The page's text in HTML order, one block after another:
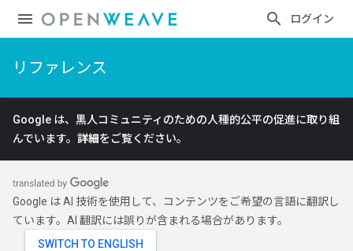
ログイン
リファレンス
Google は、黒人コミュニティのための人種的公平の促進に取り組
んでいます。 詳細をご覧ください。
Google は AI 技術を使用して、コンテンツをご希望の言語に翻訳し
ています。AI 翻訳には誤りが含まれる場合があります。